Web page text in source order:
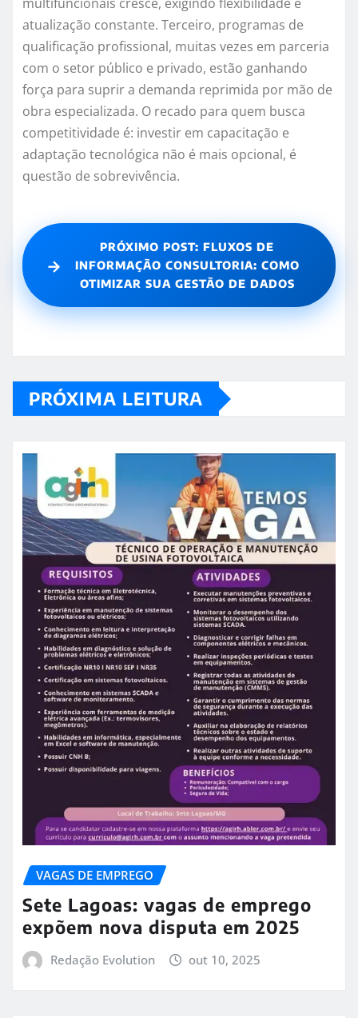
atualização constante. Terceiro, programas de
qualificação profissional, muitas vezes em parceria
com o setor público e privado, estão ganhando
força para suprir a demanda reprimida por mão de
obra especializada. O recado para quem busca
competitividade é: investir em capacitação e
adaptação tecnológica não é mais opcional, é
questão de sobrevivência.
→
PRÓXIMO POST: FLUXOS DE
INFORMAÇÃO CONSULTORIA: COMO
OTIMIZAR SUA GESTÃO DE DADOS
PRÓXIMA LEITURA
VAGAS DE EMPREGO
Sete Lagoas: vagas de emprego
expõem nova disputa em 2025
Redação Evolution out 10, 2025